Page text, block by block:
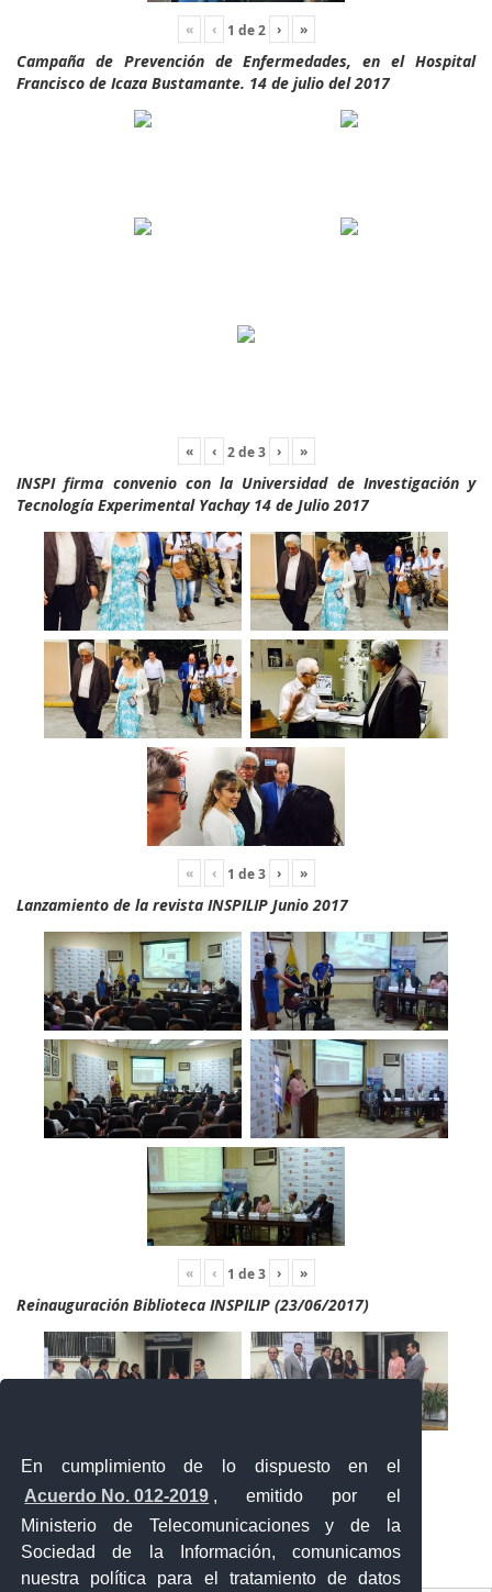
En cumplimiento de lo dispuesto en el
Acuerdo No. 012-2019 , emitido por el
Ministerio de Telecomunicaciones y de la
Sociedad de la Información, comunicamos
nuestra política para el tratamiento de datos
« ‹ 1 de2 › »
Campaña de Prevención de Enfermedades, en el Hospital
Francisco de Icaza Bustamante. 14 de julio del 2017
« ‹ 2de3 › »
INSPI firma convenio con la Universidad de Investigación y
Tecnología Experimental Yachay 14 de Julio 2017
« ‹ 1 de3 › »
Lanzamiento de la revista INSPILIP Junio 2017
« ‹ 1 de3 › »
Reinauguración Biblioteca INSPILIP (23/06/2017)